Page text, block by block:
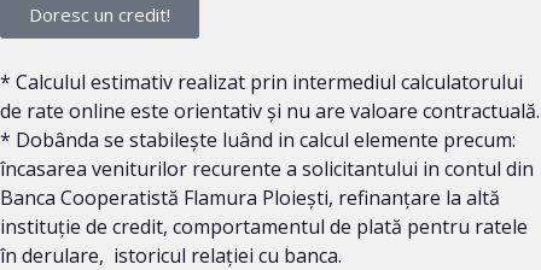
Doresc un credit!
* Calculul estimativ realizat prin intermediul calculatorului
de rate online este orientativ și nu are valoare contractuală.
* Dobânda se stabilește luând in calcul elemente precum:
încasarea veniturilor recurente a solicitantului in contul din
Banca Cooperatistă Flamura Ploieşti, refinanțare la altă
instituție de credit, comportamentul de plată pentru ratele
în derulare, istoricul relației cu banca.